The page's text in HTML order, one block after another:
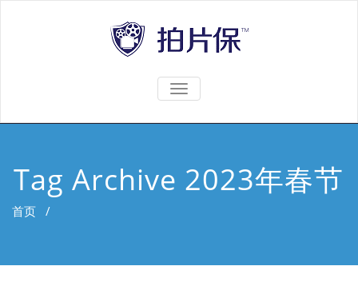
TOGGLE
Tag Archive 2023年春节
首页 /